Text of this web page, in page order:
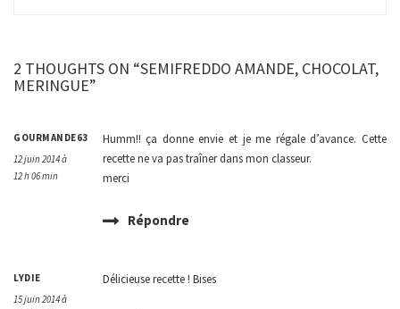
2 THOUGHTS ON “SEMIFREDDO AMANDE, CHOCOLAT,
MERINGUE”
GOURMANDE63
12 juin 2014 à
12 h 06 min
Humm!! ça donne envie et je me régale d’avance. Cette
recette ne va pas traîner dans mon classeur.
merci
Répondre
LYDIE
15 juin 2014 à
Délicieuse recette ! Bises